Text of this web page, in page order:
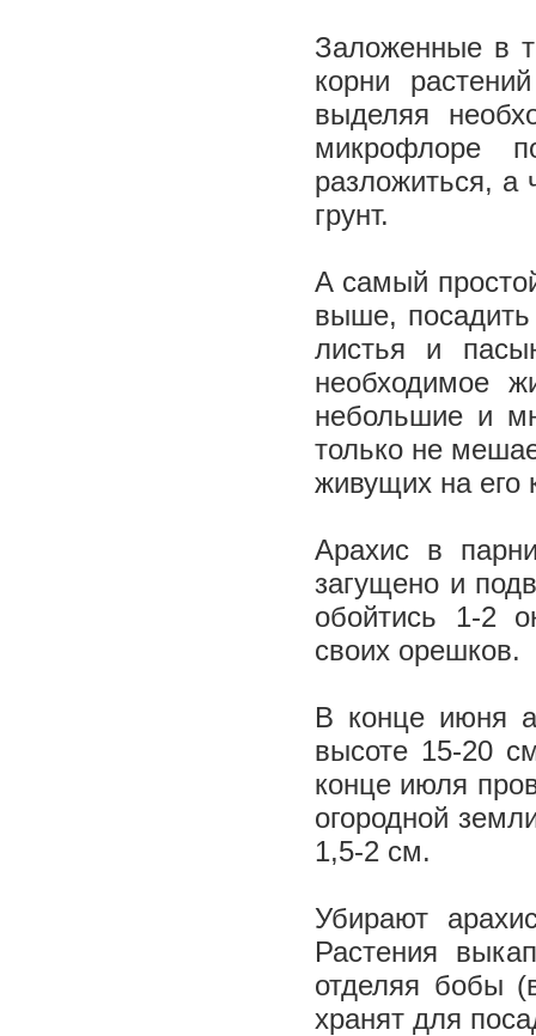
Заложенные в
корни
выделяя
микрофлоре
разложиться, а
грунт.
А самый
выше,
листья и
необходимое
небольшие и
только не
живущих на его
Арахис в
загущено и
обойтись 1-2
своих орешков.
В конце июня
высоте 15-20
конце июля
огородной
1,5-2 см.
Убирают
Растения
отделяя бобы
хранят для